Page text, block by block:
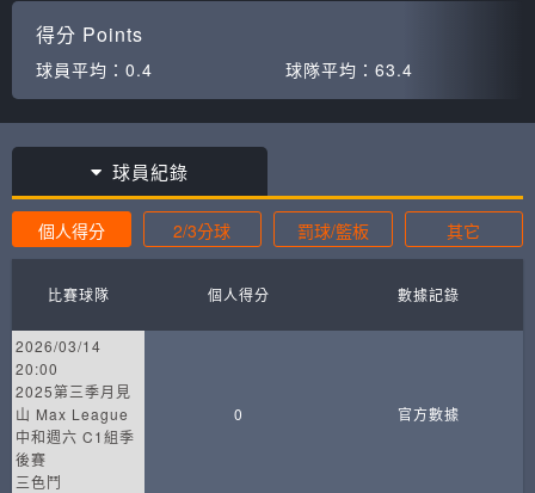
得分 Points
球員平均： 0.4 球隊平均： 63.4
球員紀錄
個人得分 2/3分球 罰球/籃板 其它
比賽球隊 個人得分 數據記錄
2026/03/14
20:00
2025第三季月見
山 Max League
中和週六 C1組季
後賽
三色鬥
0 官方數據